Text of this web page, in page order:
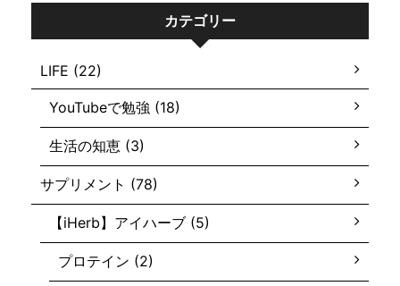
カテゴリー
LIFE (22)
YouTubeで勉強 (18)
生活の知恵 (3)
サプリメント (78)
【iHerb】アイハーブ (5)
プロテイン (2)